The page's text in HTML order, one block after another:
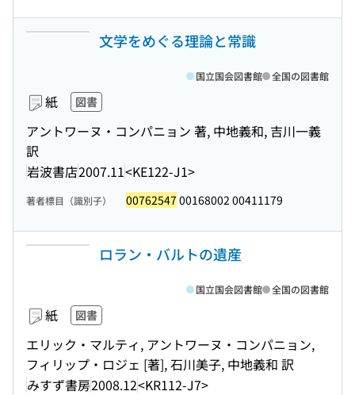
文学をめぐる理論と常識
紙 図書
アントワーヌ・コンパニョン 著, 中地義和, 吉川一義
訳
岩波書店2007.11<KE122-J1>
国立国会図書館 全国の図書館
著者標目（識別子） 00762547 00168002 00411179
ロラン・バルトの遺産
紙 図書
エリック・マルティ, アントワーヌ・コンパニョン,
フィリップ・ロジェ [著], 石川美子, 中地義和 訳
みすず書房2008.12<KR112-J7>
国立国会図書館 全国の図書館